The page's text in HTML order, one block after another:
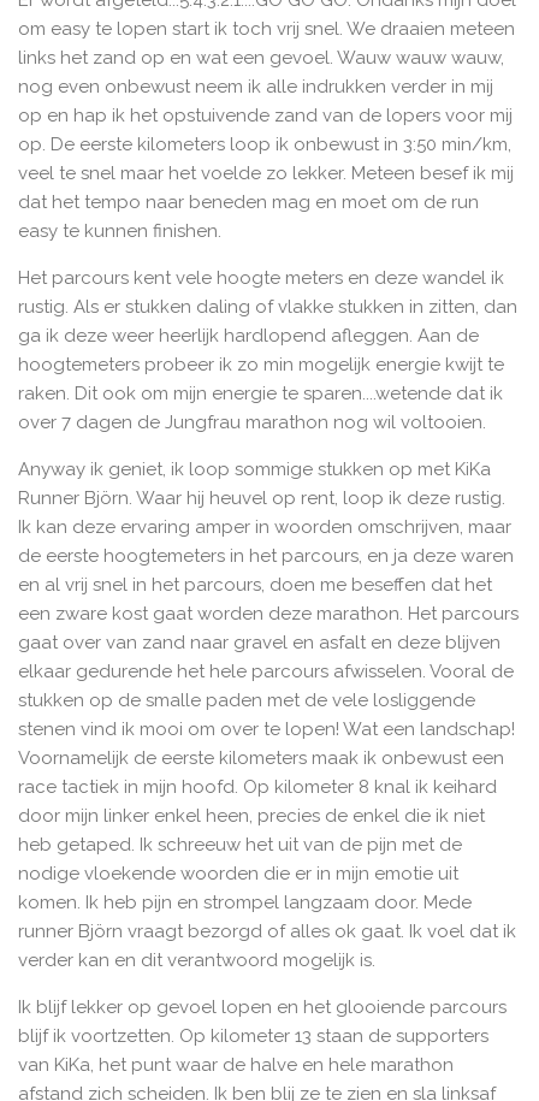
om easy te lopen start ik toch vrij snel. We draaien meteen
links het zand op en wat een gevoel. Wauw wauw wauw,
nog even onbewust neem ik alle indrukken verder in mij
op en hap ik het opstuivende zand van de lopers voor mij
op. De eerste kilometers loop ik onbewust in 3:50 min/km,
veel te snel maar het voelde zo lekker. Meteen besef ik mij
dat het tempo naar beneden mag en moet om de run
easy te kunnen finishen.
Het parcours kent vele hoogte meters en deze wandel ik
rustig. Als er stukken daling of vlakke stukken in zitten, dan
ga ik deze weer heerlijk hardlopend afleggen. Aan de
hoogtemeters probeer ik zo min mogelijk energie kwijt te
raken. Dit ook om mijn energie te sparen....wetende dat ik
over 7 dagen de Jungfrau marathon nog wil voltooien.
Anyway ik geniet, ik loop sommige stukken op met KiKa
Runner Björn. Waar hij heuvel op rent, loop ik deze rustig.
Ik kan deze ervaring amper in woorden omschrijven, maar
de eerste hoogtemeters in het parcours, en ja deze waren
en al vrij snel in het parcours, doen me beseffen dat het
een zware kost gaat worden deze marathon. Het parcours
gaat over van zand naar gravel en asfalt en deze blijven
elkaar gedurende het hele parcours afwisselen. Vooral de
stukken op de smalle paden met de vele losliggende
stenen vind ik mooi om over te lopen! Wat een landschap!
Voornamelijk de eerste kilometers maak ik onbewust een
race tactiek in mijn hoofd. Op kilometer 8 knal ik keihard
door mijn linker enkel heen, precies de enkel die ik niet
heb getaped. Ik schreeuw het uit van de pijn met de
nodige vloekende woorden die er in mijn emotie uit
komen. Ik heb pijn en strompel langzaam door. Mede
runner Björn vraagt bezorgd of alles ok gaat. Ik voel dat ik
verder kan en dit verantwoord mogelijk is.
Ik blijf lekker op gevoel lopen en het glooiende parcours
blijf ik voortzetten. Op kilometer 13 staan de supporters
van KiKa, het punt waar de halve en hele marathon
afstand zich scheiden. Ik ben blij ze te zien en sla linksaf